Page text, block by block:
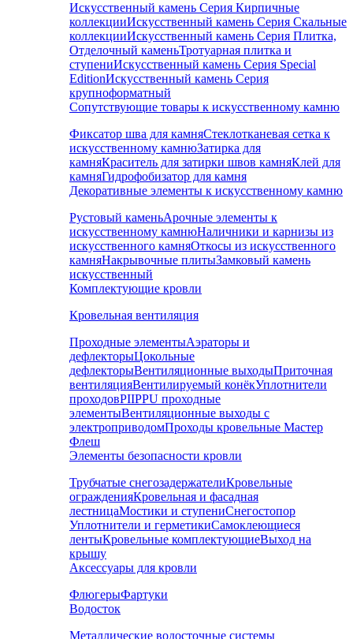
Искусственный камень Серия Кирпичные
коллекцииИскусственный камень Серия Скальные
коллекцииИскусственный камень Серия Плитка,
Отделочный каменьТротуарная плитка и
ступениИскусственный камень Серия Special
EditionИскусственный камень Серия
крупноформатный
Сопутствующие товары к искусственному камню
Фиксатор шва для камняСтеклотканевая сетка к
искусственному камнюЗатирка для
камняКраситель для затирки швов камняКлей для
камняГидрофобизатор для камня
Декоративные элементы к искусственному камню
Рустовый каменьАрочные элементы к
искусственному камнюНаличники и карнизы из
искусственного камняОткосы из искусственного
камняНакрывочные плитыЗамковый камень
искусственный
Комплектующие кровли
Кровельная вентиляция
Проходные элементыАэраторы и
дефлекторыЦокольные
дефлекторыВентиляционные выходыПриточная
вентиляцияВентилируемый конёкУплотнители
проходовPIIPPU проходные
элементыВентиляционные выходы с
электроприводомПроходы кровельные Мастер
Флеш
Элементы безопасности кровли
Трубчатые снегозадержателиКровельные
огражденияКровельная и фасадная
лестницаМостики и ступениСнегостопор
Уплотнители и герметикиСамоклеющиеся
лентыКровельные комплектующиеВыход на
крышу
Аксессуары для кровли
ФлюгерыФартуки
Водосток
Металлические водосточные системы